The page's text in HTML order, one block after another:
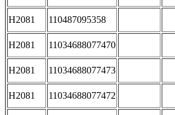
H2081 110487095358
H2081 11034688077470
H2081 11034688077473
H2081 11034688077472